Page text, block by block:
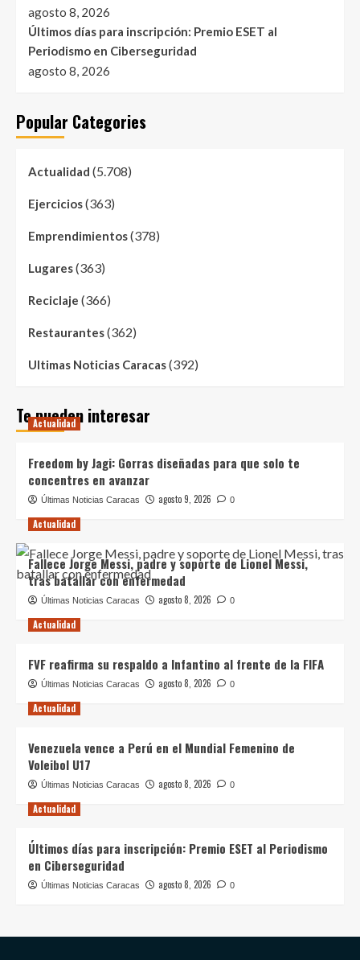
agosto 8, 2026
Últimos días para inscripción: Premio ESET al
Periodismo en Ciberseguridad
agosto 8, 2026
Popular Categories
Actualidad (5.708)
Ejercicios(363)
Emprendimientos(378)
Lugares(363)
Reciclaje (366)
Restaurantes(362)
Ultimas Noticias Caracas(392)
Te pueden interesar
Actualidad
Freedom by Jagi: Gorras diseñadas para que solo te
concentres en avanzar
Últimas Noticias Caracas agosto 9, 2026 0
Actualidad
Fallece Jorge Messi, padre y soporte de Lionel Messi,
tras batallar con enfermedad
Últimas Noticias Caracas agosto 8, 2026 0
Actualidad
FVF reafirma su respaldo a Infantino al frente de la FIFA
Últimas Noticias Caracas agosto 8, 2026 0
Actualidad
Venezuela vence a Perú en el Mundial Femenino de
Voleibol U17
Últimas Noticias Caracas agosto 8, 2026 0
Actualidad
Últimos días para inscripción: Premio ESET al Periodismo
en Ciberseguridad
Últimas Noticias Caracas agosto 8, 2026 0